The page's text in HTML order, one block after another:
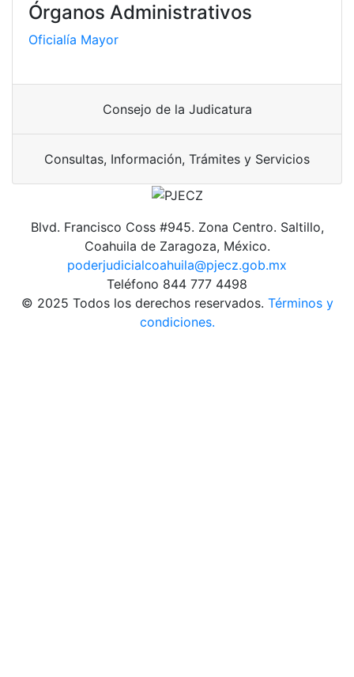
Órganos Administrativos
Oficialía Mayor
Consejo de la Judicatura
Consultas, Información, Trámites y Servicios
Blvd. Francisco Coss #945. Zona Centro. Saltillo,
Coahuila de Zaragoza, México.
poderjudicialcoahuila@pjecz.gob.mx
Teléfono 844 777 4498
© 2025 Todos los derechos reservados. Términos y
condiciones.